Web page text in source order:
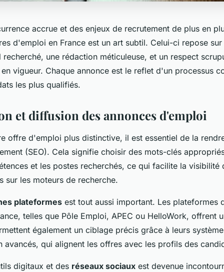
accrue et des enjeux de recrutement de plus en
d'emploi en France est un art subtil. Celui-ci repose
une rédaction méticuleuse, et un respect
vigueur. Chaque annonce est le reflet d'un processus
les plus qualifiés.
et diffusion des annonces d'emploi
offre d'emploi plus distinctive, il est essentiel de la
(SEO). Cela signifie choisir des mots-clés
et les postes recherchés, ce qui facilite la visibilité
sur les moteurs de recherche.
plateformes est tout aussi important. Les plateformes
telles que Pôle Emploi, APEC ou HelloWork, offrent
également un ciblage précis grâce à leurs
avancés, qui alignent les offres avec les profils des
digitaux et des réseaux sociaux est devenue